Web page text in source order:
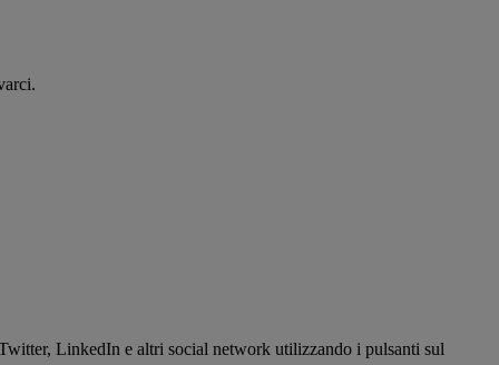
LinkedIn e altri social network utilizzando i pulsanti sul